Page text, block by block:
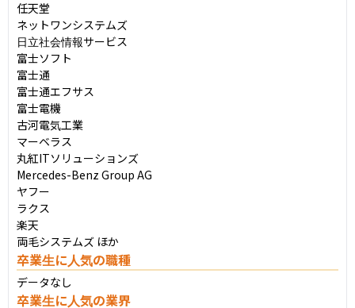
任天堂
ネットワンシステムズ
日立社会情報サービス
富士ソフト
富士通
富士通エフサス
富士電機
古河電気工業
マーベラス
丸紅ITソリューションズ
Mercedes-Benz Group AG
ヤフー
ラクス
楽天
両毛システムズ ほか
卒業生に人気の職種
データなし
卒業生に人気の業界